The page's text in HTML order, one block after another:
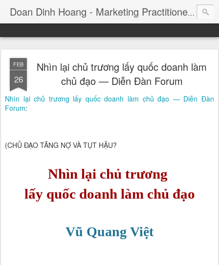
Doan Dinh Hoang - Marketing Practitioner
FEB
26
Nhìn lại chủ trương lấy quốc doanh làm
chủ đạo — Diễn Đàn Forum
Nhìn lại chủ trương lấy quốc doanh làm chủ đạo — Diễn Đàn
Forum:
(CHỦ ĐẠO TĂNG NỢ VÀ TỤT HẬU?
Nhìn lại chủ trương
lấy quốc doanh làm chủ đạo
Vũ Quang Việt